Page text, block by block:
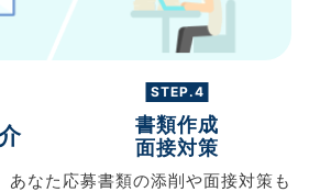
あなた
STEP.4
書類作成
面接対策
応募書類の添削や面接対策も